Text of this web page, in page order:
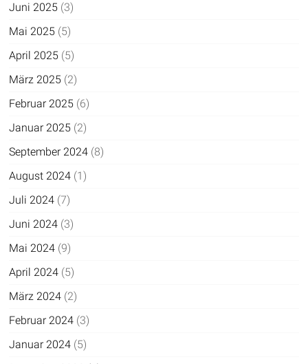
Juni 2025 (3)
Mai 2025 (5)
April 2025 (5)
März 2025 (2)
Februar 2025 (6)
Januar 2025 (2)
September 2024 (8)
August 2024 (1)
Juli 2024 (7)
Juni 2024 (3)
Mai 2024 (9)
April 2024 (5)
März 2024 (2)
Februar 2024 (3)
Januar 2024 (5)